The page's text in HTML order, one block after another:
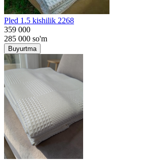
Pled 1.5 kishilik 2268
359 000
285 000 so'm
Buyurtma